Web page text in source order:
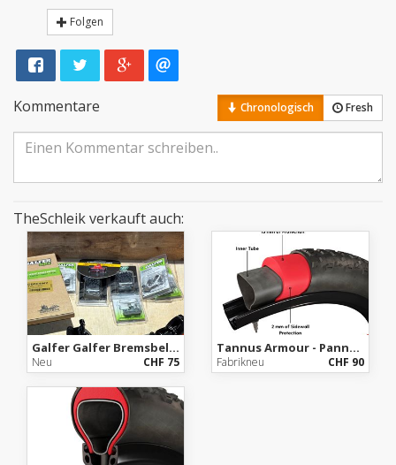
Folgen
Kommentare Chronologisch Fresh
TheSchleik verkauft auch:
Galfer Galfer Bremsbeläge Sram Code/Avid
Neu CHF 75
Tannus Armour - Pannensicherer Einsatz mit Schlauch
Fabrikneu CHF 90